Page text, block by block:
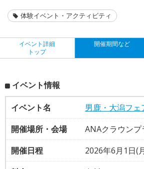
体験イベント・アクティビティ
イベント詳細
トップ
開催期間など
イベント情報
イベント名
男鹿・大潟フェ
開催場所・会場
ANAクラウン
開催日程
2026年6月1日(